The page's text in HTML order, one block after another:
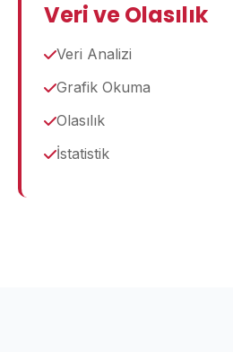
Veri ve Olasılık
Veri Analizi
Grafik Okuma
Olasılık
İstatistik